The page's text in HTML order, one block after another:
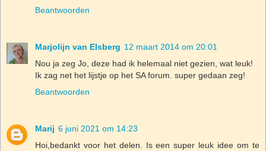
Beantwoorden
Marjolijn van Elsberg 12 maart 2014 om 20:01
Nou ja zeg Jo, deze had ik helemaal niet gezien, wat leuk!
Ik zag net het lijstje op het SA forum. super gedaan zeg!
Beantwoorden
Marij 6 juni 2021 om 14:23
Hoi,bedankt voor het delen. Is een super leuk idee om te